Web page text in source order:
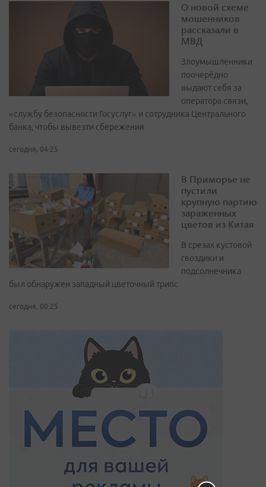
О новой схеме
мошенников
рассказали в
МВД
Злоумышленники
поочерёдно
выдают себя за
оператора связи,
«службу безопасности Госуслуг» и сотрудника Центрального
банка, чтобы вывезти сбережения
сегодня, 04:25
В Приморье не
пустили
крупную партию
зараженных
цветов из Китая
В срезах кустовой
гвоздики и
подсолнечника
был обнаружен западный цветочный трипс
сегодня, 00:25